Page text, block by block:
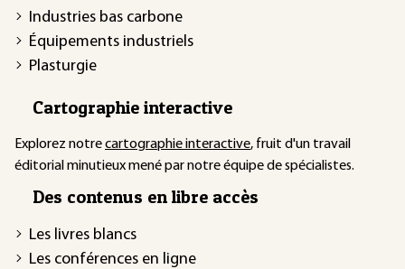
Industries bas carbone
Équipements industriels
Plasturgie
Cartographie interactive
Explorez notrecartographie interactive, fruit d'un travail
éditorial minutieux mené par notre équipe de spécialistes.
Des contenus en libre accès
Les livres blancs
Les conférences en ligne